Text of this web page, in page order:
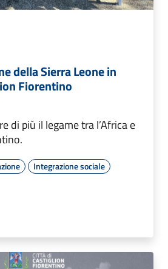
della Sierra Leone in
Fiorentino
di più il legame tra l’Africa e
Integrazione sociale